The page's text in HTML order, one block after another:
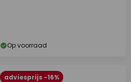
Op voorraad
adviesprijs -16%